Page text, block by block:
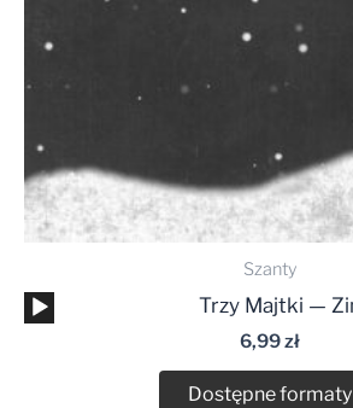
Szanty
plików
Trzy Majtki —
6,99zł
Dostępne formaty